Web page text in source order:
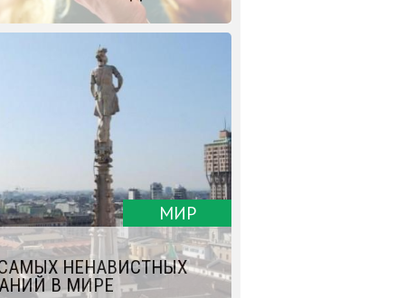
МИР
НЕНАВИСТНЫХ
В МИРЕ